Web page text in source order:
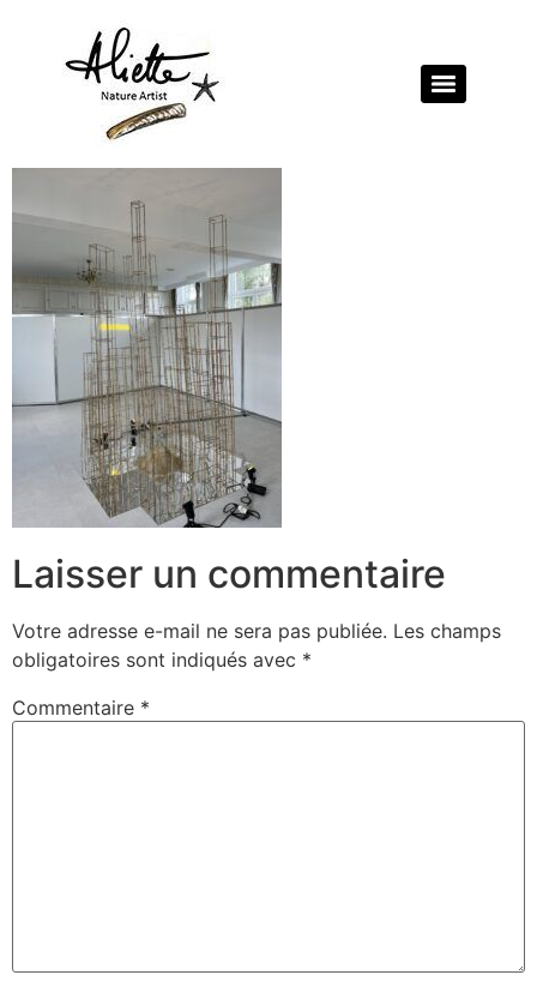
Laisser un commentaire
Votre adresse e-mail ne sera pas publiée. Les champs
obligatoires sont indiqués avec *
Commentaire *